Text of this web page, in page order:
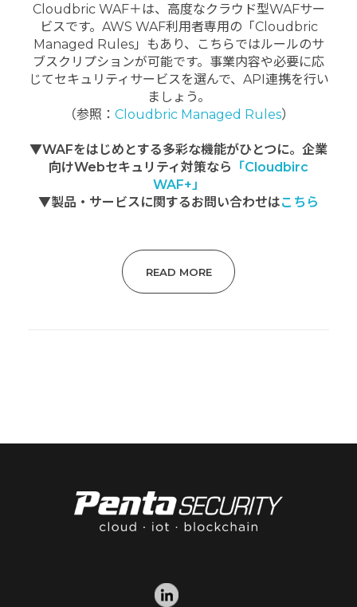
Cloudbric WAF＋は、高度なクラウド型WAFサー
ビスです。AWS WAF利用者専用の「Cloudbric
Managed Rules」もあり、こちらではルールのサ
ブスクリプションが可能です。事業内容や必要に応
じてセキュリティサービスを選んで、API連携を行い
ましょう。
（参照： Cloudbric Managed Rules）
▼WAFをはじめとする多彩な機能がひとつに。企業
向けWebセキュリティ対策なら
「Cloudbirc
WAF+」
▼製品・サービスに関するお問い合わせはこちら
READ MORE